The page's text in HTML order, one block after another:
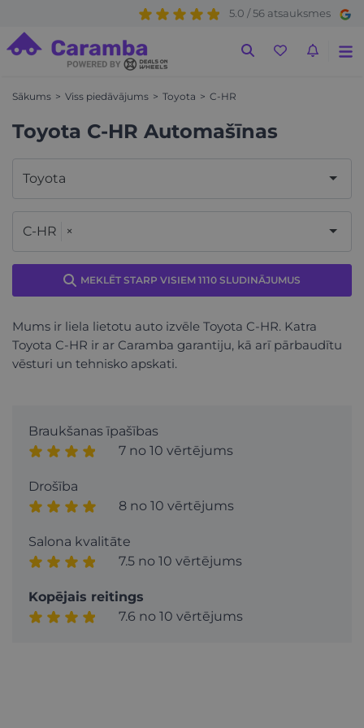
5.0 / 56 atsauksmes
Sākums Viss piedāvājums Toyota C-HR
Toyota C-HR Automašīnas
Toyota
C-HR ×
MEKLĒT STARP VISIEM 1110 SLUDINĀJUMUS
Mums ir liela lietotu auto izvēle Toyota C-HR. Katra
Toyota C-HR ir ar Caramba garantiju, kā arī pārbaudītu
vēsturi un tehnisko apskati.
Braukšanas īpašības
7 no 10 vērtējums
Drošība
8 no 10 vērtējums
Salona kvalitāte
7.5 no 10 vērtējums
Kopējais reitings
7.6 no 10 vērtējums